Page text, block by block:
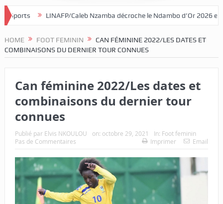
Caleb Nzamba décroche le Ndambo d’Or 2026 et Alain Djissikadié
HOME FOOT FEMININ
CAN FÉMININE 2022/LES DATES ET
COMBINAISONS DU DERNIER TOUR CONNUES
Can féminine 2022/Les dates et
combinaisons du dernier tour
connues
Publié par Elvis NKOULOU on: octobre 29, 2021 In: Foot feminin
Pas de Commentaires
Imprimer Email